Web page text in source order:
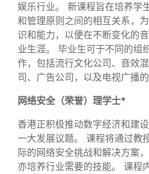
娱乐行业。 新课程旨在培养学
和管理原则之间的相互关系，
识和能力，以便在不断变化的
业生涯。 毕业生可于不同的组
作，包括流行文化公司、音效
司、广告公司，以及电视广播的
网络安全（荣誉）理学士*
香港正积极推动数字经济和建
一大发展议题。 课程将通过教
际的网络安全挑战和解决方案
亦培养行业需要的技能。 课程